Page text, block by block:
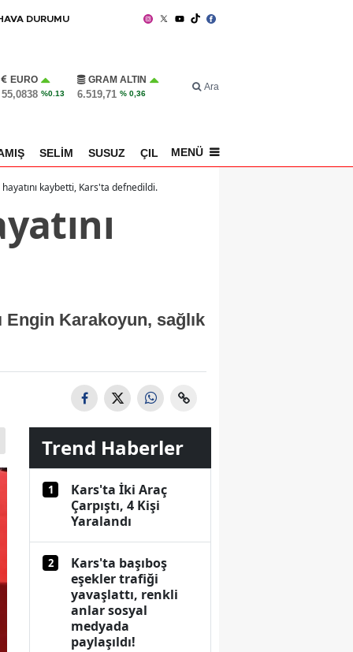
DURUMU
EURO
55,0838 %0.13
GRAM ALTIN
6.519,71 % 0,36
Ara
SELİM SUSUZ ÇILDIR SPOR
MENÜ
kaybetti, Kars'ta defnedildi.
Karakoyun, sağlık
Trend Haberler
1
Kars'ta İki Araç
Çarpıştı, 4 Kişi
Yaralandı
2
Kars'ta başıboş
eşekler trafiği
yavaşlattı, renkli
anlar sosyal
medyada
paylaşıldı!